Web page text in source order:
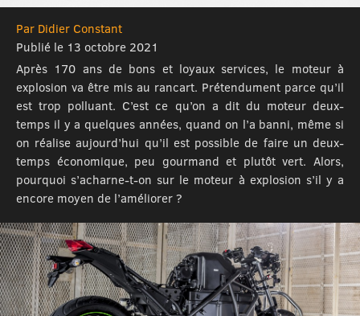
Par Didier Constant
Publié le 13 octobre 2021
Après 170 ans de bons et loyaux services, le moteur à
explosion va être mis au rancart. Prétendument parce qu’il
est trop polluant. C’est ce qu’on a dit du moteur deux-
temps il y a quelques années, quand on l’a banni, même si
on réalise aujourd’hui qu’il est possible de faire un deux-
temps économique, peu gourmand et plutôt vert. Alors,
pourquoi s’acharne-t-on sur le moteur à explosion s’il y a
encore moyen de l’améliorer ?